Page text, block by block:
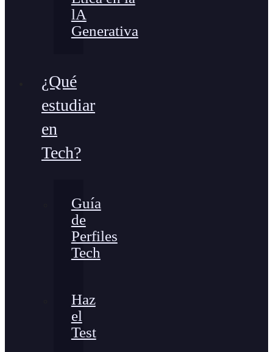
lA
Generativa
¿Qué
estudiar
en
Tech?
Guía
de
Perfiles
Tech
Haz
el
Test